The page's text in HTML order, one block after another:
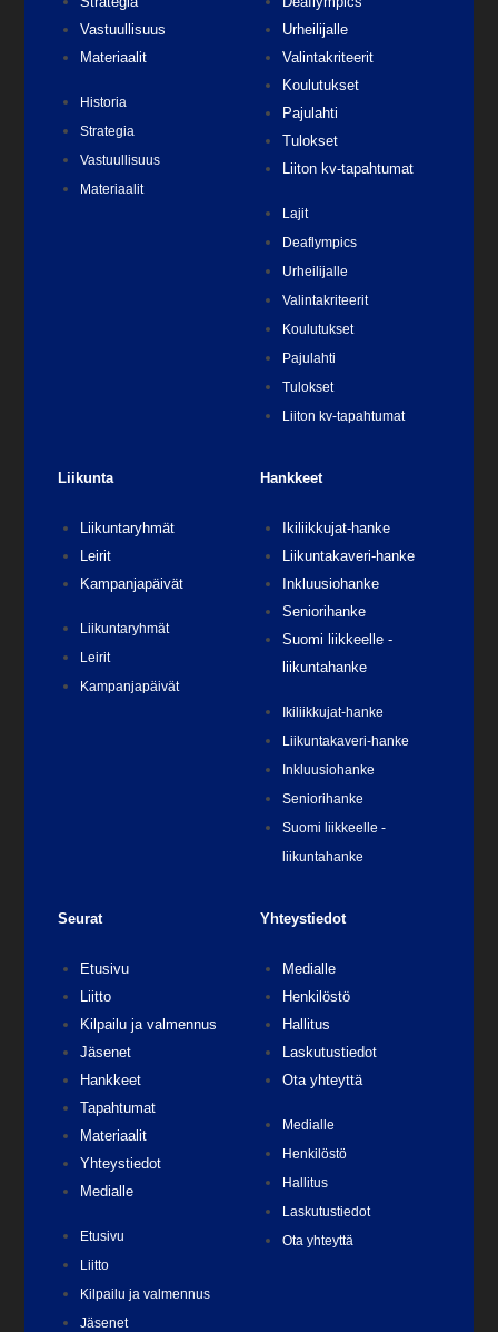
Vastuullisuus
Materiaalit
Historia
Strategia
Vastuullisuus
Materiaalit
Urheilijalle
Valintakriteerit
Koulutukset
Pajulahti
Tulokset
Liiton kv-tapahtumat
Lajit
Deaflympics
Urheilijalle
Valintakriteerit
Koulutukset
Pajulahti
Tulokset
Liiton kv-tapahtumat
Liikunta
Liikuntaryhmät
Leirit
Kampanjapäivät
Liikuntaryhmät
Leirit
Kampanjapäivät
Hankkeet
Ikiliikkujat-hanke
Liikuntakaveri-hanke
Inkluusiohanke
Seniorihanke
Suomi liikkeelle -
liikuntahanke
Ikiliikkujat-hanke
Liikuntakaveri-hanke
Inkluusiohanke
Seniorihanke
Suomi liikkeelle -
liikuntahanke
Seurat
Etusivu
Liitto
Kilpailu ja valmennus
Jäsenet
Hankkeet
Tapahtumat
Materiaalit
Yhteystiedot
Medialle
Etusivu
Liitto
Kilpailu ja valmennus
Jäsenet
Yhteystiedot
Medialle
Henkilöstö
Hallitus
Laskutustiedot
Ota yhteyttä
Medialle
Henkilöstö
Hallitus
Laskutustiedot
Ota yhteyttä